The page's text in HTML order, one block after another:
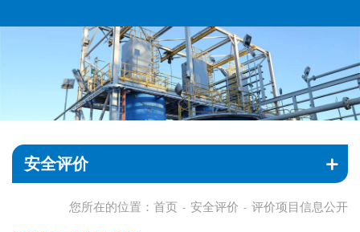
安全评价
您所在的位置： 首页 - 安全评价 - 评价项目信息公开